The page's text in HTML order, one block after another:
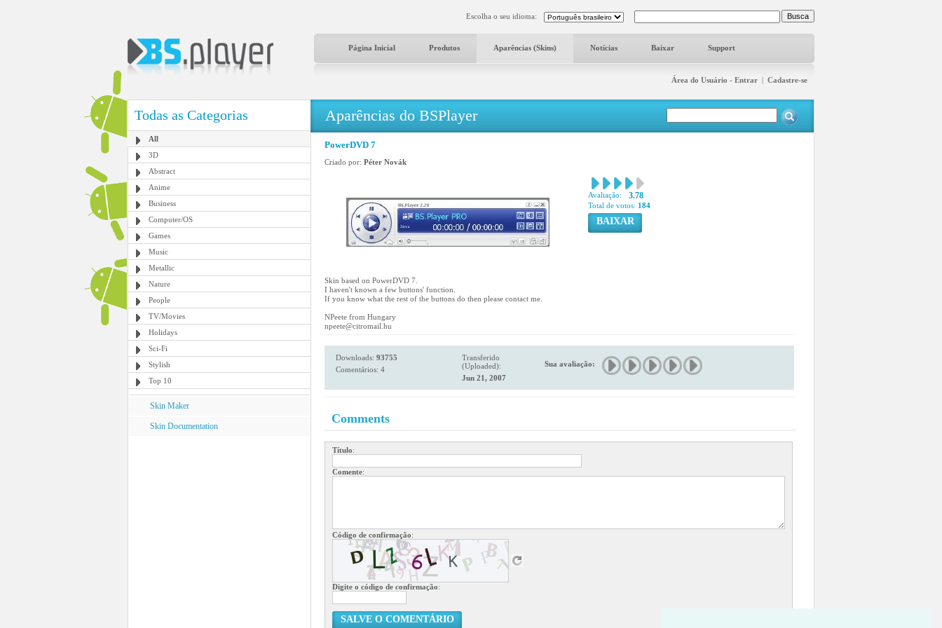
Escolha o seu idioma:
Página Inicial Produtos Aparências (Skins) Notícias Baixar Support
Área do Usuário - Entrar | Cadastre-se
Todas as Categorias
All
3D
Abstract
Anime
Business
Computer/OS
Games
Music
Metallic
Nature
People
TV/Movies
Holidays
Sci-Fi
Stylish
Top 10
Skin Maker
Skin Documentation
Aparências do BSPlayer
PowerDVD 7
Criado por: Péter Novák
Avaliação: 3.78
Total de votos: 184
BAIXAR
Skin based on PowerDVD 7.
I haven't known a few buttons' function.
If you know what the rest of the buttons do then please contact me.
NPeete from Hungary
npeete@citromail.hu
Downloads: 93755
Comentários: 4
Transferido
(Uploaded):
Jun 21, 2007
Sua avaliação:
Comments
Título:
Comente:
Código de confirmação:
Digite o código de confirmação:
SALVE O COMENTÁRIO